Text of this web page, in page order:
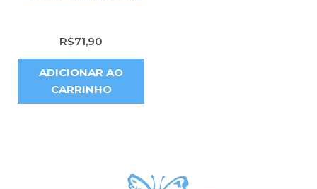
R$71,90
ADICIONAR AO
CARRINHO